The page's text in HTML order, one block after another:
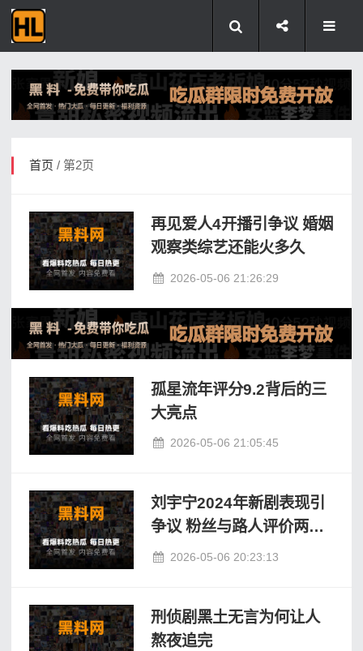
首页 / 第2页
再见爱人4开播引争议 婚姻
观察类综艺还能火多久
2026-05-06 21:26:29
孤星流年评分9.2背后的三
大亮点
2026-05-06 21:05:45
刘宇宁2024年新剧表现引
争议 粉丝与路人评价两极
化 2026-05-06 20:23:13
刑侦剧黑土无言为何让人
熬夜追完